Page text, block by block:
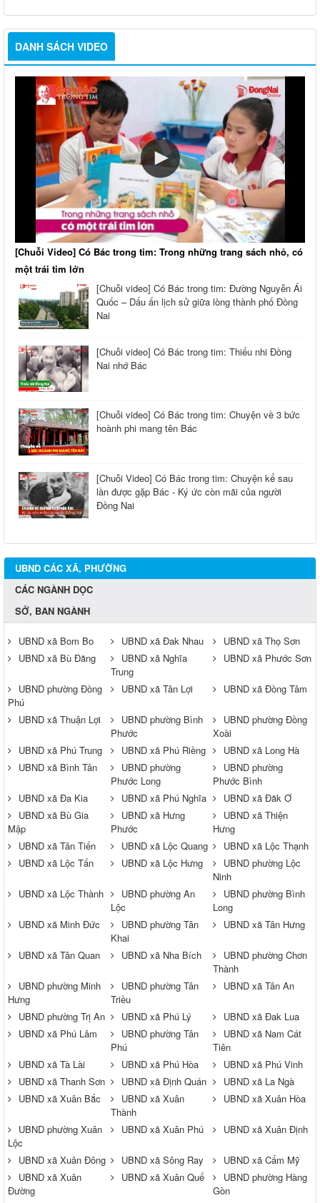
DANH SÁCH VIDEO
[Chuỗi Video] Có Bác trong tim: Trong những trang sách nhỏ, có
một trái tim lớn
[Chuỗi video] Có Bác trong tim: Đường Nguyễn Ái
Quốc – Dấu ấn lịch sử giữa lòng thành phố Đồng
Nai
[Chuỗi video] Có Bác trong tim: Thiếu nhi Đồng
Nai nhớ Bác
[Chuỗi video] Có Bác trong tim: Chuyện về 3 bức
hoành phi mang tên Bác
[Chuỗi Video] Có Bác trong tim: Chuyện kể sau
lần được gặp Bác - Ký ức còn mãi của người
Đồng Nai
UBND CÁC XÃ, PHƯỜNG
CÁC NGÀNH DỌC
SỞ, BAN NGÀNH
UBND xã Bom Bo UBND xã Đak Nhau
UBND xã Thọ Sơn
UBND xã Bù Đăng
UBND xã Nghĩa
Trung
UBND xã Phước Sơn
UBND phường Đồng
Phú
UBND xã Tân Lợi UBND xã Đồng Tâm
UBND xã Thuận Lợi
UBND phường Bình
Phước
UBND phường Đồng
Xoài
UBND xã Phú Trung
UBND xã Phú Riềng
UBND xã Long Hà
UBND xã Bình Tân
UBND phường
Phước Long
UBND phường
Phước Bình
UBND xã Đa Kia
UBND xã Phú Nghĩa
UBND xã Đăk Ơ
UBND xã Bù Gia
Mập
UBND xã Hưng
Phước
UBND xã Thiện
Hưng
UBND xã Tân Tiến
UBND xã Lộc Quang
UBND xã Lộc Thạnh
UBND xã Lộc Tấn
UBND xã Lộc Hưng
UBND phường Lộc
Ninh
UBND xã Lộc Thành
UBND phường An
Lộc
UBND phường Bình
Long
UBND xã Minh Đức
UBND phường Tân
Khai
UBND xã Tân Hưng
UBND xã Tân Quan UBND xã Nha Bích
UBND phường Chơn
Thành
UBND phường Minh
Hưng
UBND phường Tân
Triều
UBND xã Tân An
UBND phường Trị An UBND xã Phú Lý
UBND xã Đak Lua
UBND xã Phú Lâm
UBND phường Tân
Phú
UBND xã Nam Cát
Tiên
UBND xã Tà Lài
UBND xã Phú Hòa
UBND xã Phú Vinh
UBND xã Thanh Sơn
UBND xã Định Quán
UBND xã La Ngà
UBND xã Xuân Bắc
UBND xã Xuân
Thành
UBND xã Xuân Hòa
UBND phường Xuân
Lộc
UBND xã Xuân Phú UBND xã Xuân Định
UBND xã Xuân Đông UBND xã Sông Ray
UBND xã Cẩm Mỹ
UBND xã Xuân
Đường
UBND xã Xuân Quế
UBND phường Hàng
Gòn